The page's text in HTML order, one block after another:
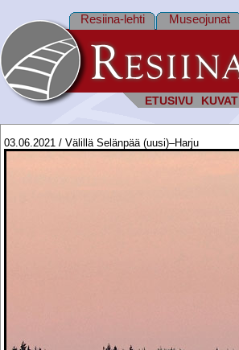
ETUSIVU KUVAT
Resiina-lehti Museojunat
03.06.2021 / Välillä Selänpää (uusi)–Harju